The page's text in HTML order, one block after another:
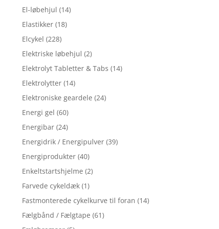
El-løbehjul (14)
Elastikker (18)
Elcykel (228)
Elektriske løbehjul (2)
Elektrolyt Tabletter & Tabs (14)
Elektrolytter (14)
Elektroniske geardele (24)
Energi gel (60)
Energibar (24)
Energidrik / Energipulver (39)
Energiprodukter (40)
Enkeltstartshjelme (2)
Farvede cykeldæk (1)
Fastmonterede cykelkurve til foran (14)
Fælgbånd / Fælgtape (61)